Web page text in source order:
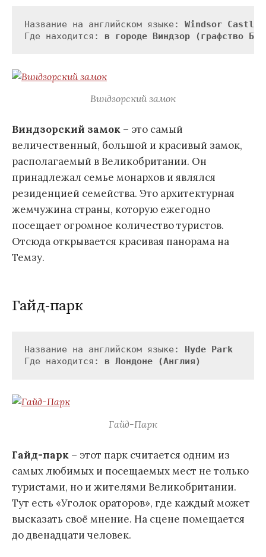
Название на английском языке: Windsor Castle
Где находится: в городе Виндзор (графство
Виндзорский замок
Виндзорский замок – это самый
величественный, большой и красивый замок,
располагаемый в Великобритании. Он
принадлежал семье монархов и являлся
резиденцией семейства. Это архитектурная
жемчужина страны, которую ежегодно
посещает огромное количество туристов.
Отсюда открывается красивая панорама на
Темзу.
Гайд-парк
Название на английском языке:
Hyde Park
Где находится: в Лондоне (Англия)
Гайд-Парк
Гайд-парк – этот парк считается одним из
самых любимых и посещаемых мест не только
туристами, но и жителями Великобритании.
Тут есть «Уголок ораторов», где каждый может
высказать своё мнение. На сцене помещается
до двенадцати человек.